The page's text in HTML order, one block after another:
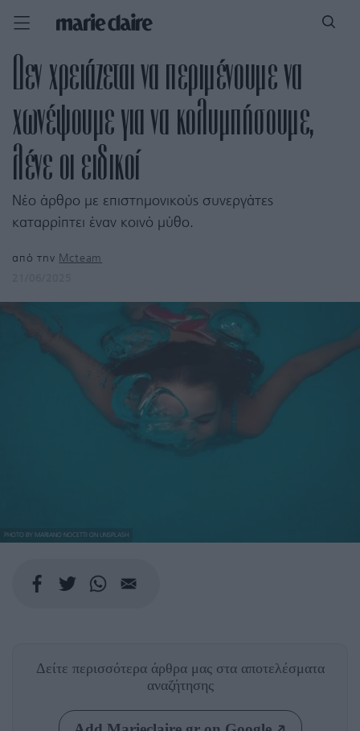
Δεν χρειάζεται να περιμένουμε να
χωνέψουμε για να κολυμπήσουμε,
λένε οι ειδικοί
Νέο άρθρο με επιστημονικούς συνεργάτες
καταρρίπτει έναν κοινό μύθο.
από την Mcteam
PHOTO BY MARIANO NOCETTI ON UNSPLASH
Δείτε περισσότερα άρθρα μας στα αποτελέσματα
αναζήτησης